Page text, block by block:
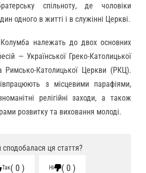
спільноту, де чоловіки
одного в житті і в служінні Церкві.
Колумба належать до двох основних
— Української Греко-Католицької
Католицької Церкви (РКЦ).
з місцевими парафіями,
релігійні заходи, а також
розвитку та виховання молоді.
ця стаття?
Так 0 Ні 0